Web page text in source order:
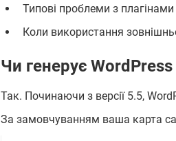
Типові проблеми з плагінами
Коли використання
Чи генерує
Так. Починаючи з версії 5.5,
За замовчуванням ваша карта